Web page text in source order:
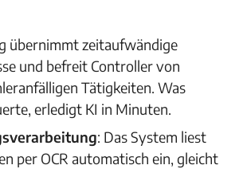
übernimmt zeitaufwändige
und befreit Controller von
Tätigkeiten. Was
erledigt KI in Minuten.
: Das System liest
per OCR automatisch ein, gleicht